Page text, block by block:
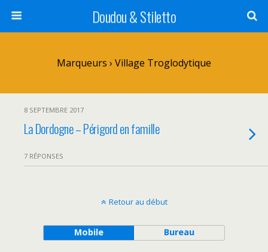
Doudou & Stiletto
Marqueurs › Village Troglodytique
8 SEPTEMBRE 2017
La Dordogne – Périgord en famille
7 RÉPONSES
Retour au début
Mobile Bureau